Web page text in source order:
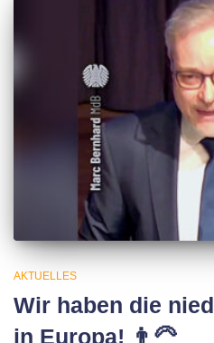
AKTUELLES
Wir haben die
in Europa! 👨‍🦳